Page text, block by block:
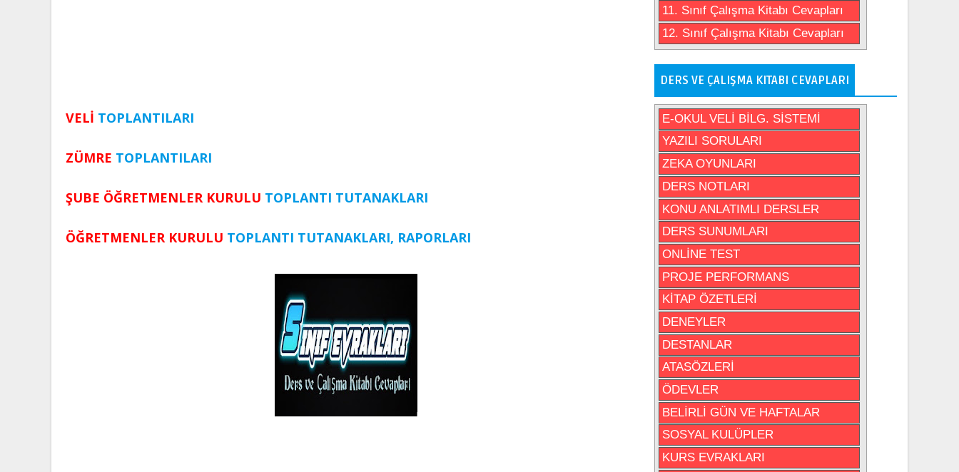
VELİ TOPLANTILARI
ZÜMRE TOPLANTILARI
ŞUBE ÖĞRETMENLER KURULU TOPLANTI TUTANAKLARI
ÖĞRETMENLER KURULU TOPLANTI TUTANAKLARI, RAPORLARI
11. Sınıf Çalışma Kitabı Cevapları
12. Sınıf Çalışma Kitabı Cevapları
DERS VE ÇALIŞMA KITABI CEVAPLARI
E-OKUL VELİ BİLG. SİSTEMİ
YAZILI SORULARI
ZEKA OYUNLARI
DERS NOTLARI
KONU ANLATIMLI DERSLER
DERS SUNUMLARI
ONLİNE TEST
PROJE PERFORMANS
KİTAP ÖZETLERİ
DENEYLER
DESTANLAR
ATASÖZLERİ
ÖDEVLER
BELİRLİ GÜN VE HAFTALAR
SOSYAL KULÜPLER
KURS EVRAKLARI